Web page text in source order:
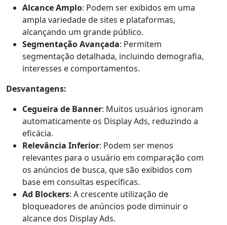
Alcance Amplo: Podem ser exibidos em uma
ampla variedade de sites e plataformas,
alcançando um grande público.
Segmentação Avançada: Permitem
segmentação detalhada, incluindo demografia,
interesses e comportamentos.
Desvantagens:
Cegueira de Banner: Muitos usuários ignoram
automaticamente os Display Ads, reduzindo a
eficácia.
Relevância Inferior: Podem ser menos
relevantes para o usuário em comparação com
os anúncios de busca, que são exibidos com
base em consultas específicas.
Ad Blockers: A crescente utilização de
bloqueadores de anúncios pode diminuir o
alcance dos Display Ads.